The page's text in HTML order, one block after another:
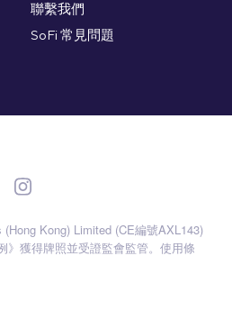
聯繫我們
SoFi 常見問題
Kong) Limited (CE編號AXL143)
獲得牌照並受證監會監管。 使用條